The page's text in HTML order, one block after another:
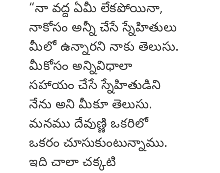
“నా వద్ద ఏమీ లేకపోయినా,
నాకోసం అన్నీ చేసే స్నేహితులు
మీలో ఉన్నారని నాకు తెలుసు.
మీకోసం అన్నివిధాలా
సహాయం చేసే స్నేహితుడిని
నేను అని మీకూ తెలుసు.
మనము దేవుణ్ణి ఒకరిలో
ఒకరం చూసుకుంటున్నాము.
ఇది చాలా చక్కటి